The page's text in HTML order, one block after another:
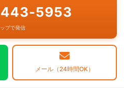
5953
プで発信
メール（24時間OK）